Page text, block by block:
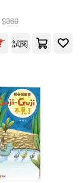
$360
試閱